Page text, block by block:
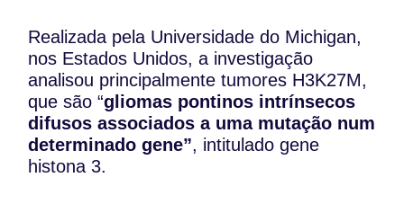
Realizada pela Universidade do Michigan,
nos Estados Unidos, a investigação
analisou principalmente tumores H3K27M,
que são “gliomas pontinos intrínsecos
difusos associados a uma mutação num
determinado gene”, intitulado gene
histona 3.